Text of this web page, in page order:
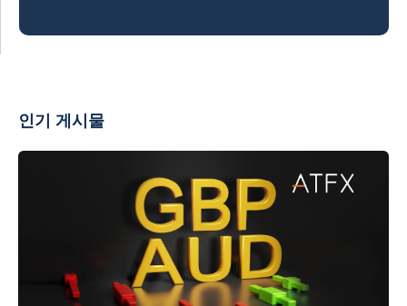
인기 게시물